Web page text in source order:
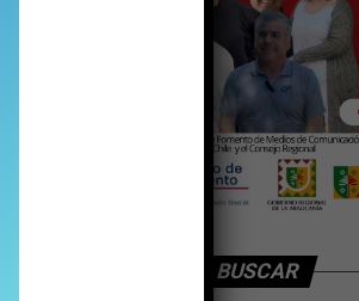
BUSCAR